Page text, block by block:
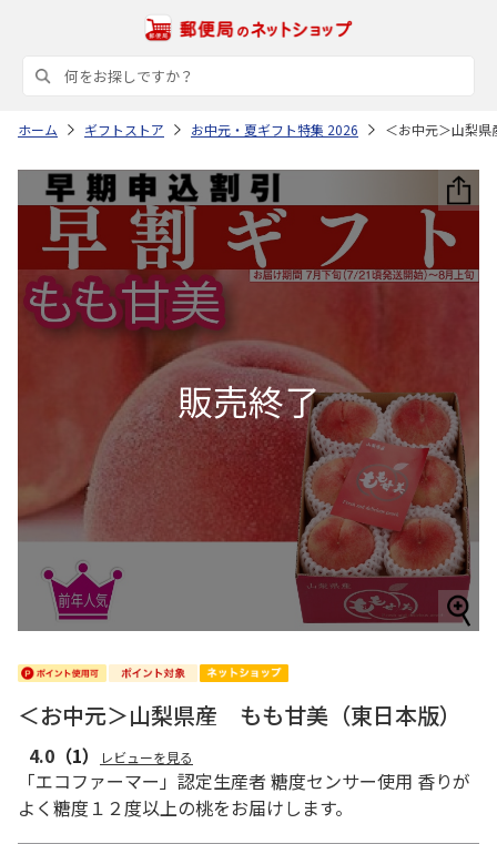
ホーム ギフトストア お中元・夏ギフト特集 2026 ＜お中元＞山梨
＜お中元＞山梨県産 もも甘美（東日本版）
4.0 （1） レビューを見る
「エコファーマー」認定生産者 糖度センサー使用 香りが
よく糖度１２度以上の桃をお届けします。